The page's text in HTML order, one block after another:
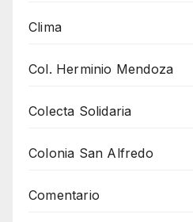
Clima
Col. Herminio Mendoza
Colecta Solidaria
Colonia San Alfredo
Comentario